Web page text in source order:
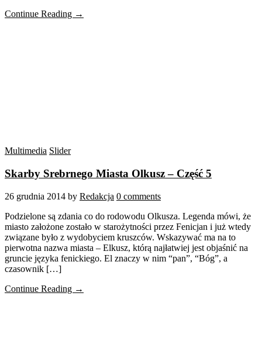
Continue Reading →
Multimedia Slider
Skarby Srebrnego Miasta Olkusz – Część 5
26 grudnia 2014 by Redakcja 0 comments
Podzielone są zdania co do rodowodu Olkusza. Legenda mówi, że
miasto założone zostało w starożytności przez Fenicjan i już wtedy
związane było z wydobyciem kruszców. Wskazywać ma na to
pierwotna nazwa miasta – Elkusz, którą najłatwiej jest objaśnić na
gruncie języka fenickiego. El znaczy w nim “pan”, “Bóg”, a
czasownik […]
Continue Reading →